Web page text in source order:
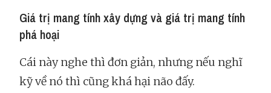
Giá trị mang tính xây dựng và giá trị mang tính
phá hoại
Cái này nghe thì đơn giản, nhưng nếu nghĩ
kỹ về nó thì cũng khá hại não đấy.